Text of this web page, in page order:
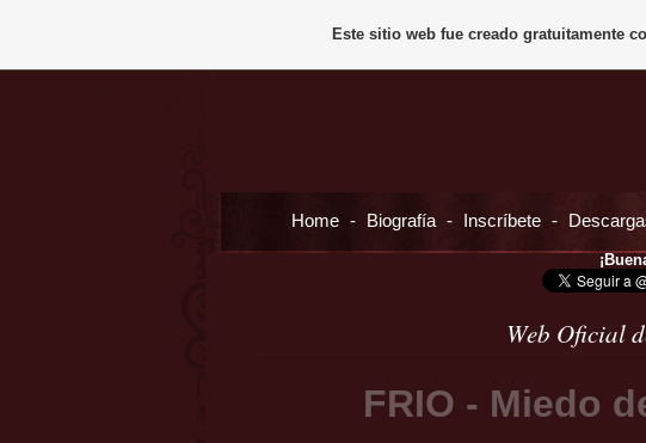
Home - Biografía - Inscríbete -
Web Oficial
FRIO - Miedo
Este sitio web fue creado gratuitamente